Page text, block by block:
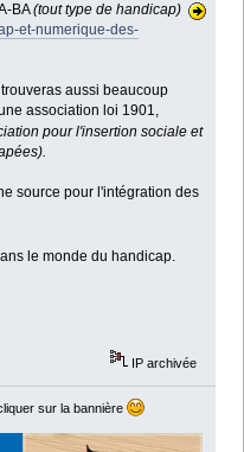
BA(tout type de handicap)
et-numerique-des-
aussi beaucoup
association loi 1901,
pour l'insertion sociale et
source pour l'intégration des
le monde du handicap.
IP archivée
sur la bannière